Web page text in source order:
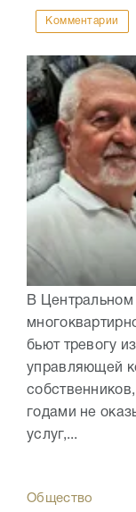
Комментарии
В Центральном
бьют тревогу
управляющей
годами не
услуг,...
Общество